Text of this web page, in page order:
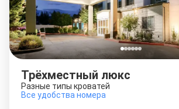
Трёхместный люкс
Разные типы кроватей
Все удобства номера